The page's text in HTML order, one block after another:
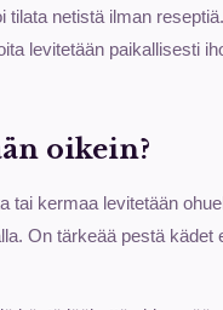
netistä ilman reseptiä.
levitetään paikallisesti
oikein?
tai kermaa levitetään
On tärkeää pestä kädet